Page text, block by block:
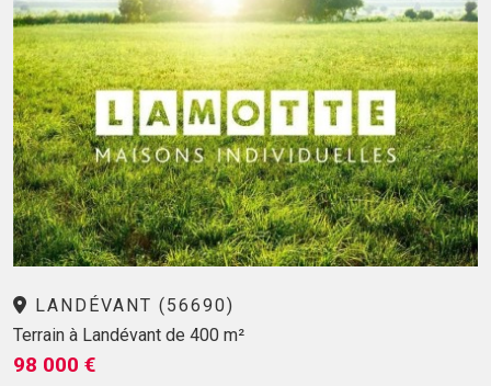
LANDÉVANT (56690)
Terrain à Landévant de 400 m²
98 000 €